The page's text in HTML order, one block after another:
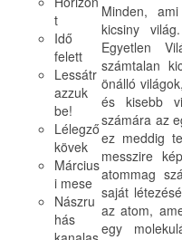
Minden,
kicsiny
Egyetlen
számtalan
önálló
és kisebb
számára az
ez meddig
messzire
atommag
saját
az atom,
egy
t
Idő
felett
Lessátr
azzuk
be!
Lélegző
kövek
Március
i mese
Nászru
hás